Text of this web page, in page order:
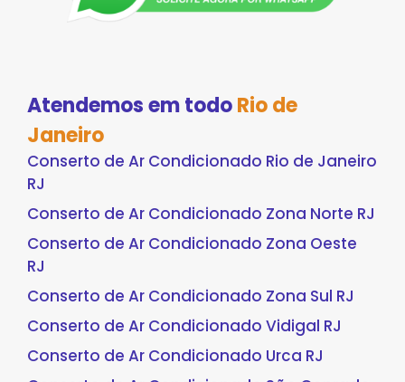
Atendemos em todoRio de
Janeiro
Conserto de Ar Condicionado Rio de Janeiro
RJ
Conserto de Ar Condicionado Zona Norte RJ
Conserto de Ar Condicionado Zona Oeste
RJ
Conserto de Ar Condicionado Zona Sul RJ
Conserto de Ar Condicionado Vidigal RJ
Conserto de Ar Condicionado Urca RJ